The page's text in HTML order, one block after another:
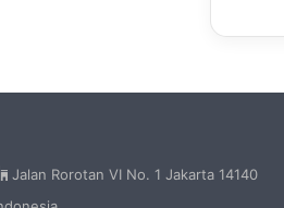
Jalan Rorotan VI No. 1 Jakarta 14140